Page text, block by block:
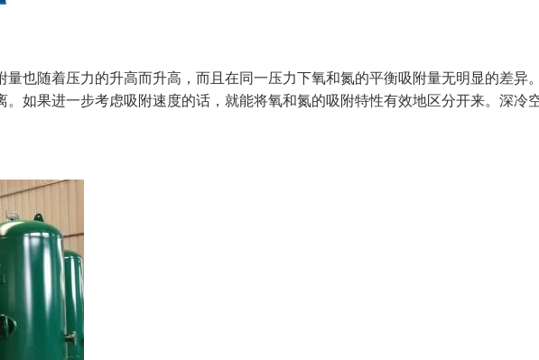
也随着压力的升高而升高，而且在同一压力下氧和氮的平衡吸附量无明显的差异
如果进一步考虑吸附速度的话，就能将氧和氮的吸附特性有效地区分开来。深冷